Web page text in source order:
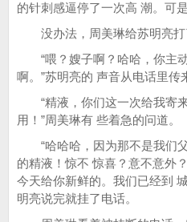
的针刺感逼停了一次高 潮。可
没办法，周美琳给苏明亮打
“喂？嫂子啊？哈哈，你主
啊。”苏明亮的 声音从电话里传
“精液，你们这一次给我寄
用！”周美琳有 些着急的问道。
“哈哈哈，因为那不是我们
的精液！惊不 惊喜？意不意外
今天给你新鲜的。我们已经到
明亮说完就挂了电话。